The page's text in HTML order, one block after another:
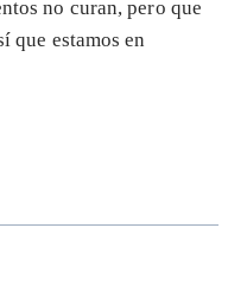
no curan, pero que
que estamos en